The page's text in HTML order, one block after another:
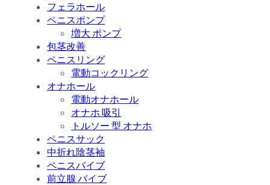
フェラホール
ペニスポンプ
増大 ポンプ
包茎改善
ペニスリング
電動コックリング
オナホール
電動オナホール
オナホ 吸引
トルソー 型 オナホ
ペニスサック
中折れ陰茎袖
ペニスバイブ
前立腺 バイブ